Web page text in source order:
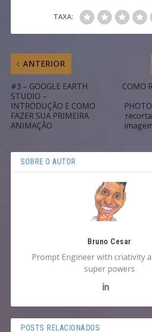
TAXA:
ANTERIOR
#3 – GOOGLE EARTH
STUDIO –
INTRODUÇÃO E COMO
FAZER SUA PRIMEIRA
ANIMAÇÃO
COMO
SOBRE O AUTOR
Bruno Cesar
Prompt Engineer with criativity
super powers
POSTS RELACIONADOS